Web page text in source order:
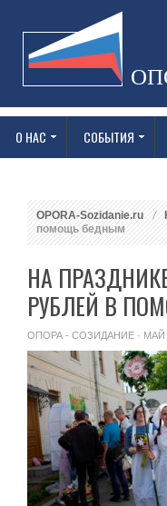
О НАС СОБЫТИЯ
OPORA-Sozidanie.ru
помощь бедным
НА
РУБЛЕЙ В
ОПОРА - СОЗИДАНИЕ · МАЙ